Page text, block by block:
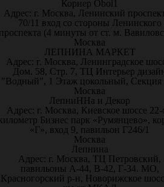
Корнер Oboi1
Адрес: г. Москва, Ленинский
70/11 вход со стороны Ленинского
(4 минуты от ст. м.
Москва
ЛЕПНИНА МАРКЕТ
Адрес: г. Москва, Ленинградское
Дом. 58, Стр. 7, ТЦ Интерьер
"Водный", 1 Этаж цокольный, Секция
Москва
ЛепниННа и Декор
Адрес: г. Москва, Киевское шоссе 22-
Бизнес парк «Румянцево»,
«Г», вход 9, павильон Г246/1
Москва
Лепнина
Адрес: г. Москва, ТЦ Петровский,
павильоны А-44, В-42, Г-34. МО,
Красногорский р-н, Новорижское